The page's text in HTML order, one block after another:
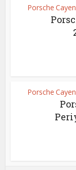
Porsche
Porsche